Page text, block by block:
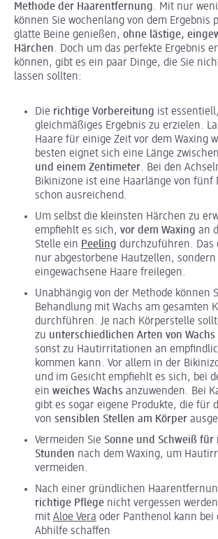
Methode der Haarentfernung. Mit nur
können Sie wochenlang von dem Ergebnis
glatte Beine genießen, ohne lästige,
Härchen. Doch um das perfekte Ergebnis
können, gibt es ein paar Dinge, die Sie
lassen sollten:
Die richtige Vorbereitung ist
gleichmäßiges Ergebnis zu erzielen.
Haare für einige Zeit vor dem Waxing
besten eignet sich eine Länge zwischen
und einem Zentimeter. Bei den
Bikinizone ist eine Haarlänge von fünf
schon ausreichend.
Um selbst die kleinsten Härchen zu
empfiehlt es sich, vor dem Waxing an
Stelle ein Peeling durchzuführen.
nur abgestorbene Hautzellen,
eingewachsene Haare freilegen.
Unabhängig von der Methode können
Behandlung mit Wachs am gesamten
durchführen. Je nach Körperstelle
zu unterschiedlichen Arten von Wachs
sonst zu Hautirritationen an
kommen kann. Vor allem in der
und im Gesicht empfiehlt es sich, bei
ein weiches Wachs anzuwenden. Bei
gibt es sogar eigene Produkte, die für
von sensiblen Stellen am Körper
Vermeiden Sie Sonne und Schweiß für
Stunden nach dem Waxing, um
vermeiden.
Nach einer gründlichen
richtige Pflege nicht vergessen
mit Aloe Vera oder Panthenol kann bei
Abhilfe schaffen